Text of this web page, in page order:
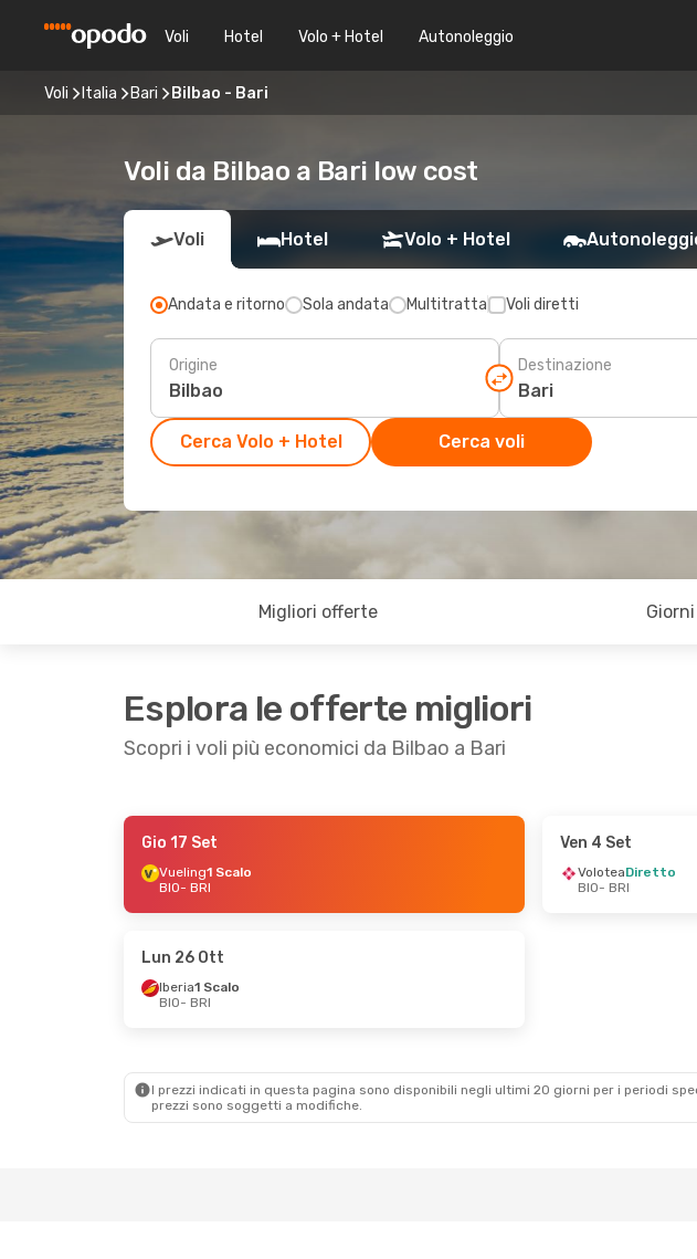
Voli Hotel Volo + Hotel Autonoleggio
Voli Italia Bari Bilbao - Bari
Voli da Bilbao a Bari low cost
Voli Hotel Volo + Hotel
Andata e ritorno Sola andata Multitratta Voli diretti
Origine Destinazione
Cerca Volo + Hotel Cerca voli
Migliori offerte
Esplora le offerte migliori
Scopri i voli più economici da Bilbao a Bari
- Mar 22 Set
- Lun 5 Ott
BRI
- BIO
Gio 17 Set
Vueling1 Scalo
BIO- BRI
Ven 4 Set
VoloteaDiretto
BIO- BRI
Lun 26 Ott
Iberia1 Scalo
BIO- BRI
I prezzi indicati in questa pagina sono disponibili negli ultimi 20 giorni per i periodi
prezzi sono soggetti a modifiche.